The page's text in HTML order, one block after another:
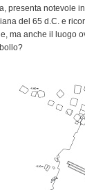
presenta notevole
del 65 d.C. e
ma anche il luogo